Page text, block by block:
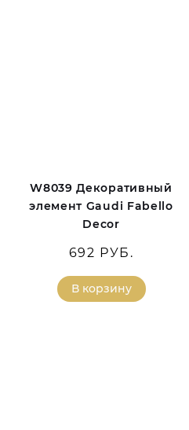
W8039 Декоративный
элемент Gaudi Fabello
Decor
692 РУБ.
В корзину